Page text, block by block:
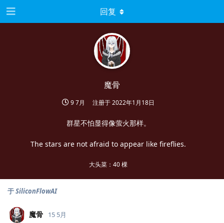
魔骨
9 7月 注册于2022年1月18日
群星不怕显得像萤火那样。
The stars are not afraid to appear like fireflies.
大头菜：40 棵
回复
于SiliconFlowAI
魔骨 15 5月